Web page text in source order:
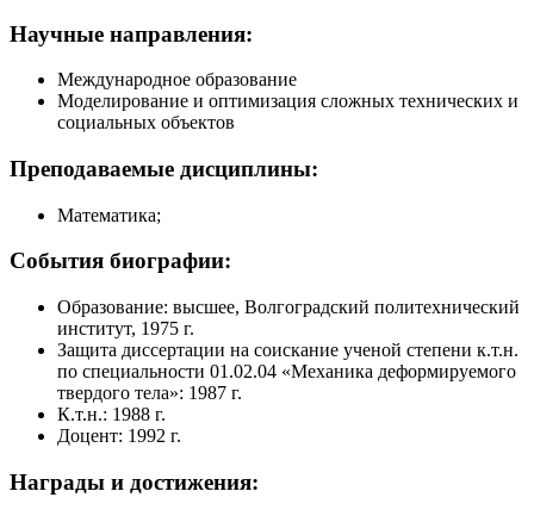
Научные направления:
Международное образование
Моделирование и оптимизация сложных технических и
социальных объектов
Преподаваемые дисциплины:
Математика;
События биографии:
Образование: высшее, Волгоградский политехнический
институт, 1975 г.
Защита диссертации на соискание ученой степени к.т.н.
по специальности 01.02.04 «Механика деформируемого
твердого тела»: 1987 г.
К.т.н.: 1988 г.
Доцент: 1992 г.
Награды и достижения: